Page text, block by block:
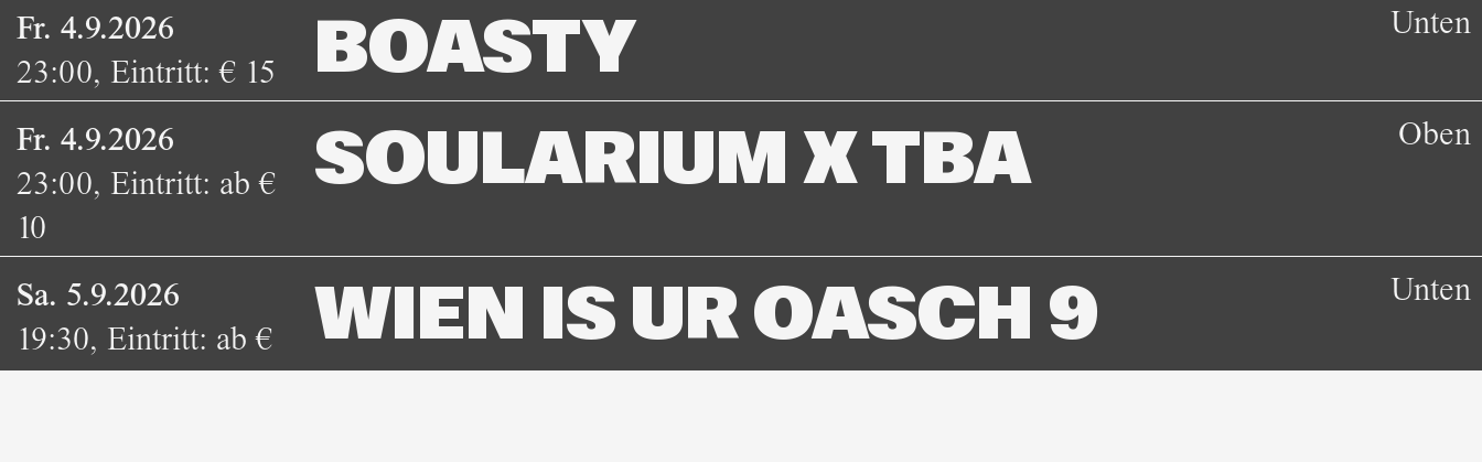
Fr. 4.9.2026
23:00, Eintritt:€ 15 BOASTY Unten
Fr. 4.9.2026
23:00, Eintritt: ab €
10
SOULARIUM X TBA Oben
Sa. 5.9.2026
19:30, Eintritt: ab €
14
WIEN IS UR OASCH 9 Unten